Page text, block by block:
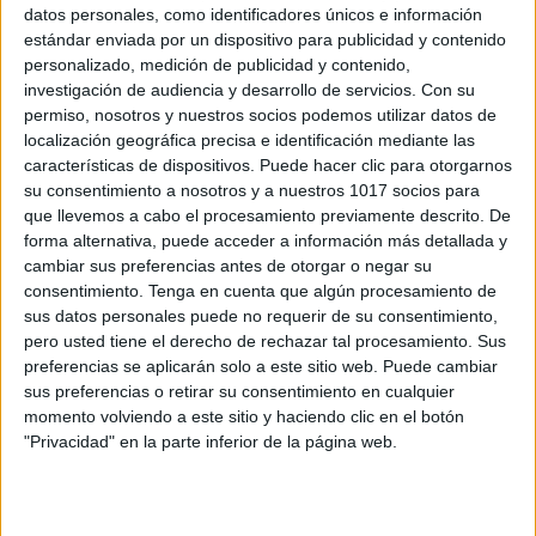
datos personales, como identificadores únicos e información
estándar enviada por un dispositivo para publicidad y contenido
personalizado, medición de publicidad y contenido,
investigación de audiencia y desarrollo de servicios. Con su
permiso, nosotros y nuestros socios podemos utilizar datos de
localización geográfica precisa e identificación mediante las
características de dispositivos. Puede hacer clic para otorgarnos
su consentimiento a nosotros y a nuestros 1017 socios para
que llevemos a cabo el procesamiento previamente descrito. De
forma alternativa, puede acceder a información más detallada y
cambiar sus preferencias antes de otorgar o negar su
consentimiento. Tenga en cuenta que algún procesamiento de
sus datos personales puede no requerir de su consentimiento,
pero usted tiene el derecho de rechazar tal procesamiento. Sus
preferencias se aplicarán solo a este sitio web. Puede cambiar
sus preferencias o retirar su consentimiento en cualquier
momento volviendo a este sitio y haciendo clic en el botón
"Privacidad" en la parte inferior de la página web.
para la boca.
Presentaciones
Estimulación visual con formas en blaco y negro-1